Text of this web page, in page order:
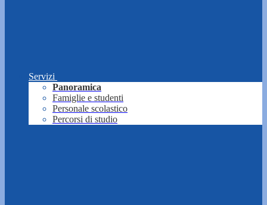
Servizi
Panoramica
Famiglie e studenti
Personale scolastico
Percorsi di studio